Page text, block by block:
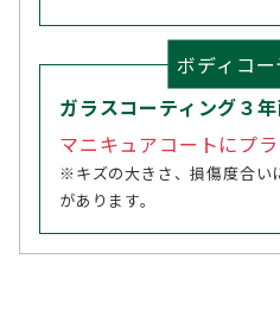
ボディコ
ガラスコーティング３
マニキュアコートにプ
※キズの大きさ、損傷度合い
があります。